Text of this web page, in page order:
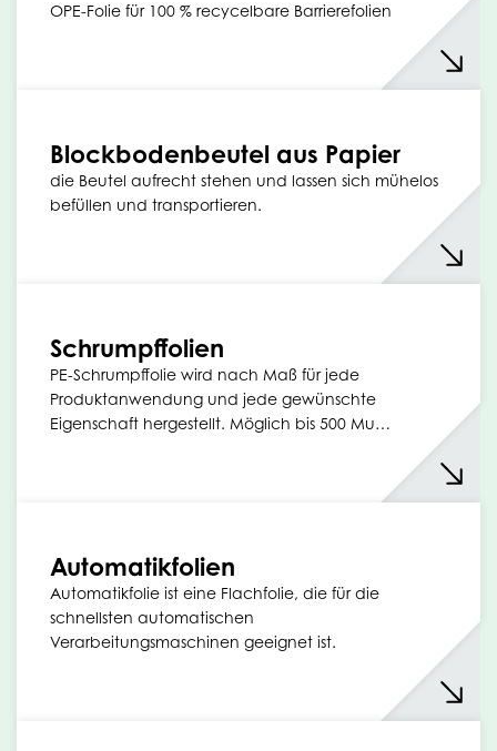
OPE-Folie für 100 % recycelbare Barrierefolien
Blockbodenbeutel aus Papier
die Beutel aufrecht stehen und lassen sich mühelos
befüllen und transportieren.
Schrumpffolien
PE-Schrumpffolie wird nach Maß für jede
Produktanwendung und jede gewünschte
Eigenschaft hergestellt. Möglich bis 500 Mu…
Automatikfolien
Automatikfolie ist eine Flachfolie, die für die
schnellsten automatischen
Verarbeitungsmaschinen geeignet ist.